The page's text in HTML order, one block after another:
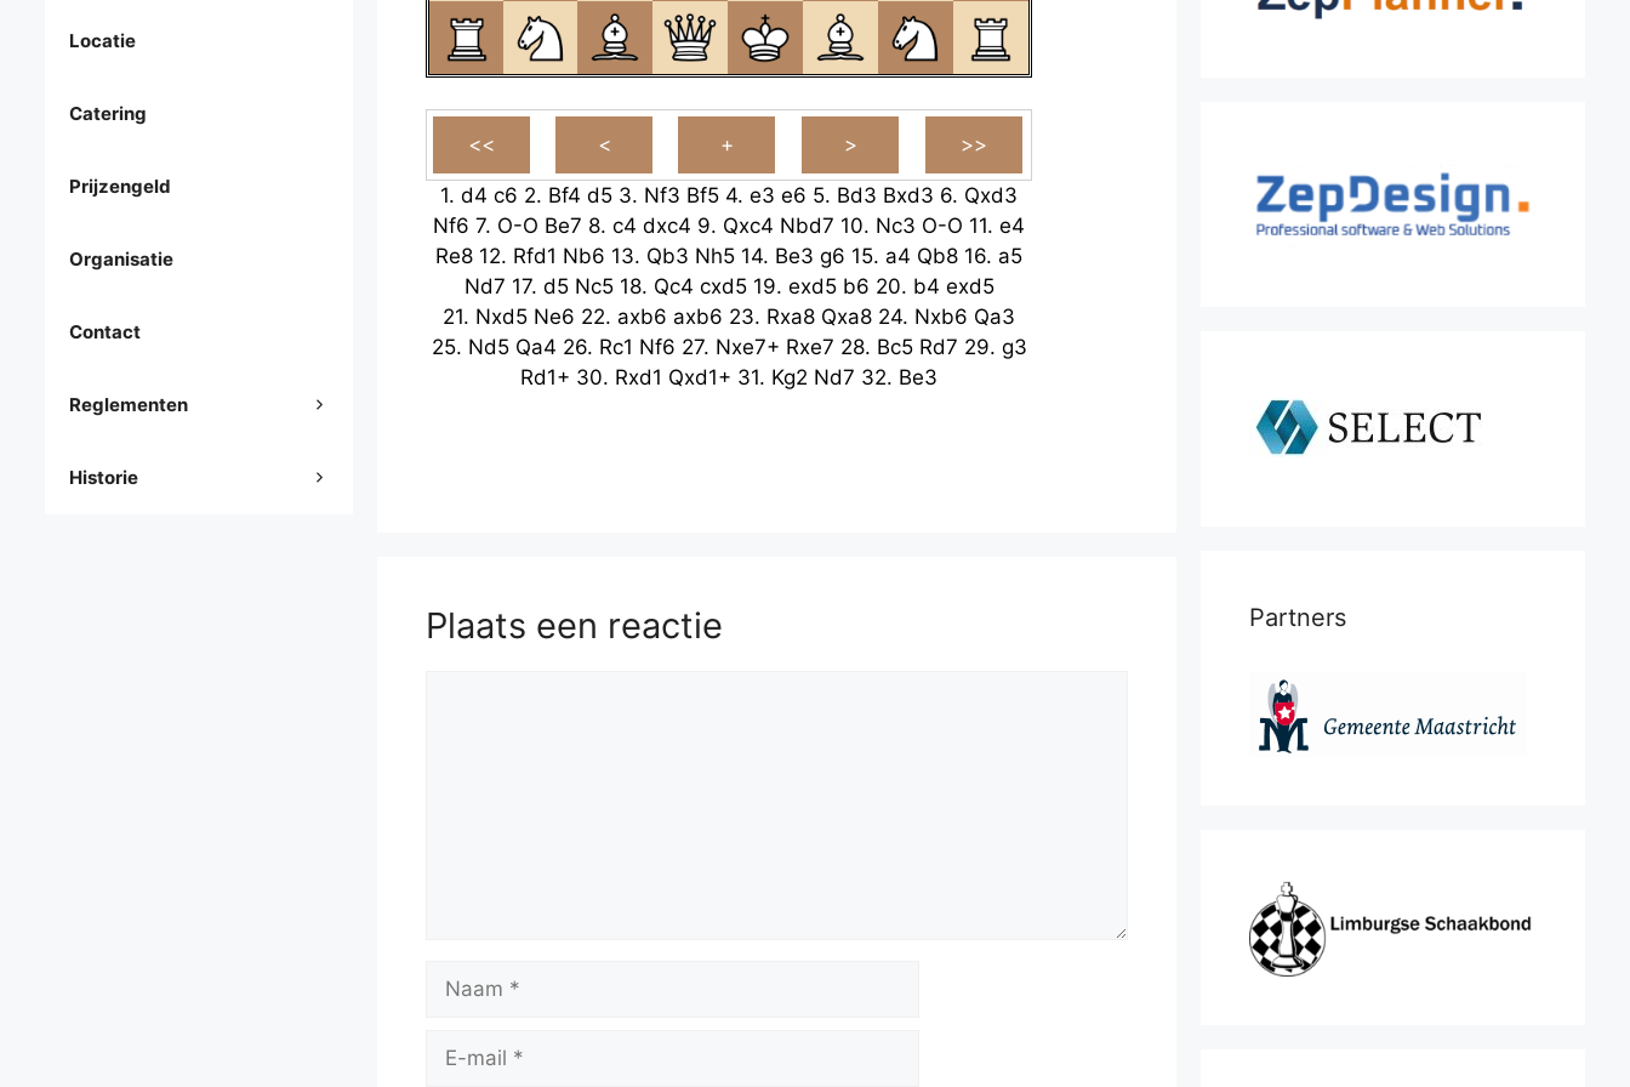
1. d4 c6 2. Bf4 d5 3. Nf3 Bf5 4. e3 e6 5. Bd3 Bxd3 6. Qxd3
Nf6 7. O-O Be7 8. c4 dxc4 9. Qxc4 Nbd7 10. Nc3 O-O 11. e4
Re8 12. Rfd1 Nb6 13. Qb3 Nh5 14. Be3 g6 15. a4 Qb8 16. a5
Nd7 17. d5 Nc5 18. Qc4 cxd5 19. exd5 b6 20. b4 exd5
21. Nxd5 Ne6 22. axb6 axb6 23. Rxa8 Qxa8 24. Nxb6 Qa3
25. Nd5 Qa4 26. Rc1 Nf6 27. Nxe7+ Rxe7 28. Bc5 Rd7 29. g3
Rd1+ 30. Rxd1 Qxd1+ 31. Kg2 Nd7 32. Be3
Plaats een reactie
mail
Locatie
Catering
Prijzengeld
Organisatie
Contact
Reglementen
Historie
Partners